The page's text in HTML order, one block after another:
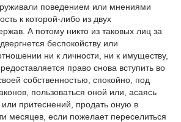
поведением или мнениями
к которой-либо из двух
А потому никто из таковых лиц за
беспокойству или
ни к личности, ни к имуществу,
право снова вступить во
собственностью, спокойно, под
пользоваться оной или, асаясь
или притеснений, продать оную в
месяцев, если пожелает переселиться